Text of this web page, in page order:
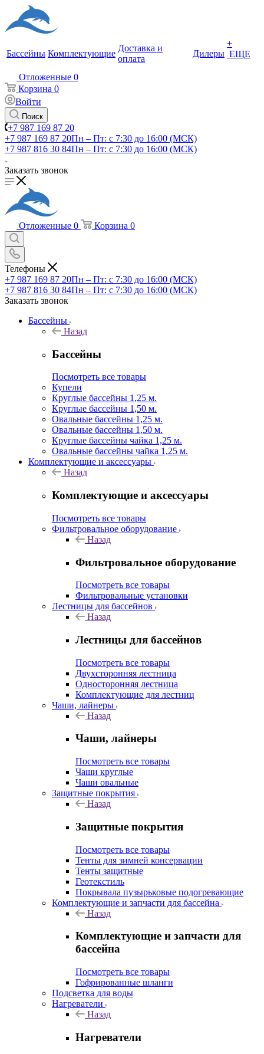
Бассейны Комплектующие
Доставка и
оплата
Дилеры
+
ЕЩЕ
Отложенные 0
Корзина 0
Войти
Поиск
+7 987 169 87 20
+7 987 169 87 20Пн – Пт: с 7:30 до 16:00 (МСК)
+7 987 816 30 84Пн – Пт: с 7:30 до 16:00 (МСК)
Заказать звонок
Отложенные 0 Корзина 0
Телефоны
+7 987 169 87 20Пн – Пт: с 7:30 до 16:00 (МСК)
+7 987 816 30 84Пн – Пт: с 7:30 до 16:00 (МСК)
Заказать звонок
Бассейны
Назад
Бассейны
Посмотреть все товары
Купели
Круглые бассейны 1,25 м.
Круглые бассейны 1,50 м.
Овальные бассейны 1,25 м.
Овальные бассейны 1,50 м.
Круглые бассейны чайка 1,25 м.
Овальные бассейны чайка 1,25 м.
Комплектующие и аксессуары
Назад
Комплектующие и аксессуары
Посмотреть все товары
Фильтровальное оборудование
Назад
Фильтровальное оборудование
Посмотреть все товары
Фильтровальные установки
Лестницы для бассейнов
Назад
Лестницы для бассейнов
Посмотреть все товары
Двухсторонняя лестница
Односторонняя лестница
Комплектующие для лестниц
Чаши, лайнеры
Назад
Чаши, лайнеры
Посмотреть все товары
Чаши круглые
Чаши овальные
Защитные покрытия
Назад
Защитные покрытия
Посмотреть все товары
Тенты для зимней консервации
Тенты защитные
Геотекстиль
Покрывала пузырьковые подогревающие
Комплектующие и запчасти для бассейна
Назад
Комплектующие и запчасти для
бассейна
Посмотреть все товары
Гофрированные шланги
Подсветка для воды
Нагреватели
Назад
Нагреватели